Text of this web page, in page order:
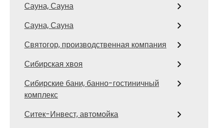
Сауна, Сауна
Сауна, Сауна
Святогор, производственная компания
Сибирская хвоя
Сибирские бани, банно-гостиничный
комплекс
Ситек-Инвест, автомойка